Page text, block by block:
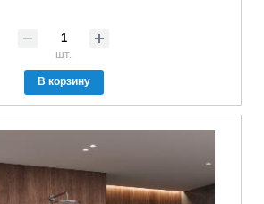
шт.
В корзину